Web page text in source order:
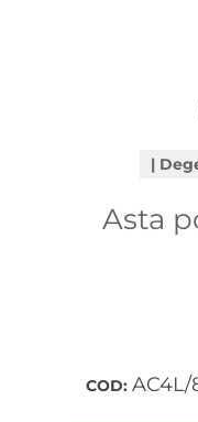
Asta
COD: AC4L/